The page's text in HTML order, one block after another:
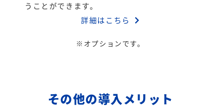
うことができます。
詳細はこちら
※オプションです。
その他の導入メリット